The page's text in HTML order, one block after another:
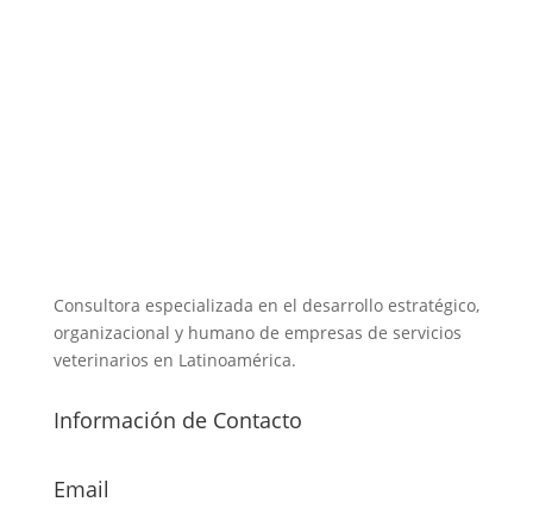
Consultora especializada en el desarrollo estratégico,
organizacional y humano de empresas de servicios
veterinarios en Latinoamérica.
Información de Contacto
Email